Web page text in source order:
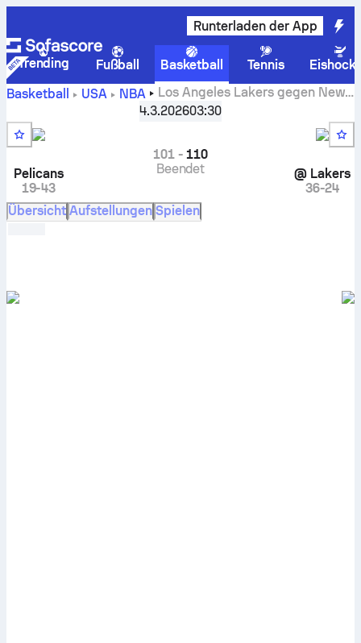
Runterladen der App
Trending Fußball Basketball Tennis
Basketball
USA NBA
Los Angeles Lakers gegen New
Orleans Pelicans Live-Ergebnisse, Direktvergleiche,
Planung, Vorhersagen und Statistiken
4.3.202603:30
Pelicans
19-43
101- 110
Beendet
@ Lakers
36-24
Übersicht Aufstellungen Spielen